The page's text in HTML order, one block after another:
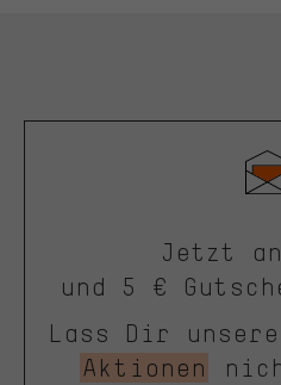
Jetzt
und 5 €
Lass Dir unsere
Aktionen